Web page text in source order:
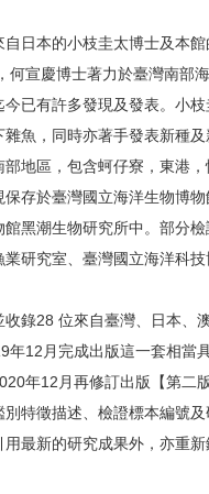
日本的小枝圭太博士及本
何宣慶博士著力於臺灣南部
已有許多發現及發表。小
雜魚，同時亦著手發表新種
地區，包含蚵仔寮，東港
保存於臺灣國立海洋生物博
館黑潮生物研究所中。部分
研究室、臺灣國立海洋科技
錄28 位來自臺灣、日本、
年12月完成出版這一套相當
年12月再修訂出版【第二
特徵描述、檢證標本編號
最新的研究成果外，亦重新